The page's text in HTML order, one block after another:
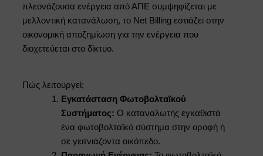
πλεονάζουσα ενέργεια από ΑΠΕ συμψηφίζεται με
μελλοντική κατανάλωση, το Net Billing εστιάζει στην
οικονομική αποζημίωση για την ενέργεια που
διοχετεύεται στο δίκτυο.
Πώς λειτουργεί;
Εγκατάσταση Φωτοβολταϊκού
Συστήματος: Ο καταναλωτής εγκαθιστά
ένα φωτοβολταϊκό σύστημα στην οροφή ή
σε γειτνιάζοντα οικόπεδο.